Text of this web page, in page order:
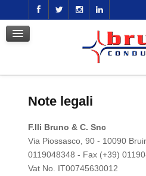
GALLERIA
CONTATTI
OTTIENI UN PREVENTIVO
Note legali
F.lli Bruno & C. Snc
Via Piossasco, 90 - 10090
0119048348 - Fax (+39)
Vat No. IT00745630012